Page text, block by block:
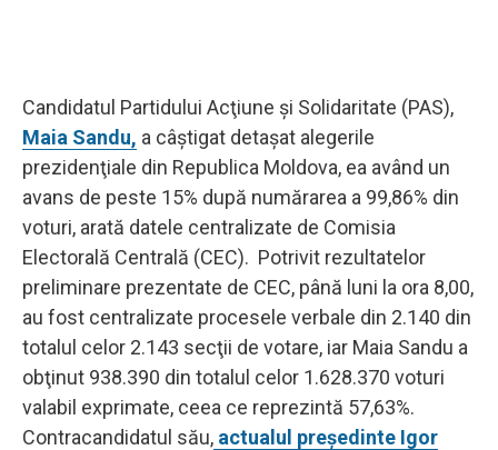
Candidatul Partidului Acţiune şi Solidaritate (PAS),
Maia Sandu, a câştigat detaşat alegerile
prezidenţiale din Republica Moldova, ea având un
avans de peste 15% după numărarea a 99,86% din
voturi, arată datele centralizate de Comisia
Electorală Centrală (CEC). Potrivit rezultatelor
preliminare prezentate de CEC, până luni la ora 8,00,
au fost centralizate procesele verbale din 2.140 din
totalul celor 2.143 secţii de votare, iar Maia Sandu a
obţinut 938.390 din totalul celor 1.628.370 voturi
valabil exprimate, ceea ce reprezintă 57,63%.
Contracandidatul său, actualul preşedinte Igor